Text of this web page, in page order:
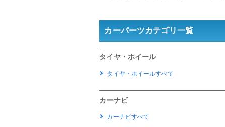
カーパーツカテゴリ一覧
タイヤ・ホイール
タイヤ・ホイールすべて
カーナビ
カーナビすべて